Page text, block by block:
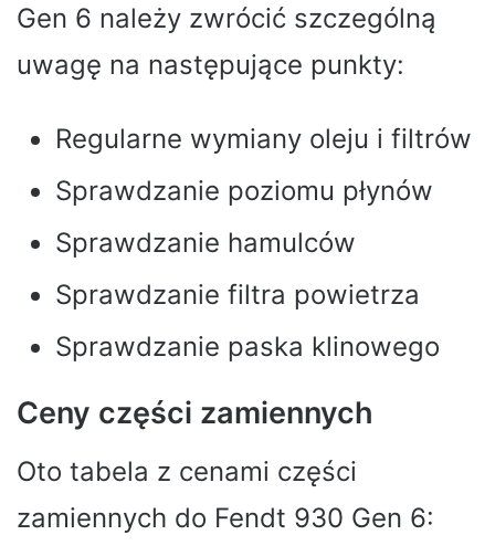
Gen 6 należy zwrócić szczególną
uwagę na następujące punkty:
Regularne wymiany oleju i filtrów
Sprawdzanie poziomu płynów
Sprawdzanie hamulców
Sprawdzanie filtra powietrza
Sprawdzanie paska klinowego
Ceny części zamiennych
Oto tabela z cenami części
zamiennych do Fendt 930 Gen 6: